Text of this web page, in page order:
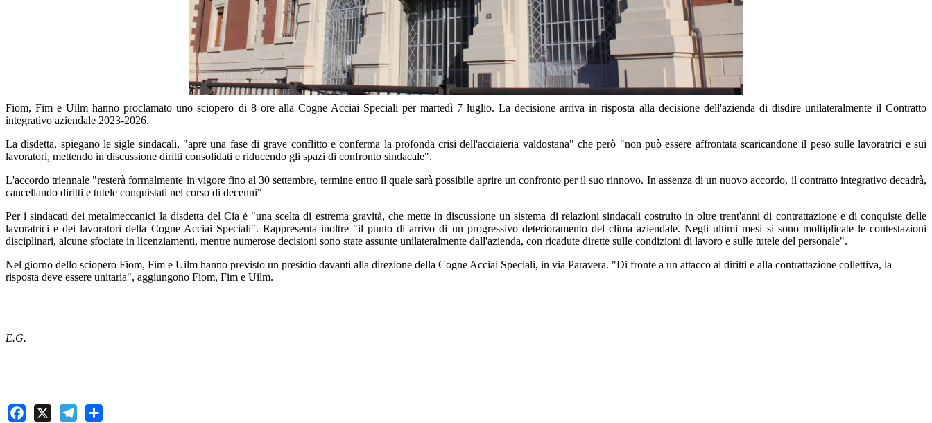
Fiom, Fim e Uilm hanno proclamato uno sciopero di 8 ore alla Cogne Acciai Speciali per martedì 7 luglio. La decisione arriva in risposta alla decisione dell'azienda di disdire unilateralmente il Contratto
integrativo aziendale 2023-2026.
La disdetta, spiegano le sigle sindacali, "apre una fase di grave conflitto e conferma la profonda crisi dell'acciaieria valdostana" che però "non può essere affrontata scaricandone il peso sulle lavoratrici e sui
lavoratori, mettendo in discussione diritti consolidati e riducendo gli spazi di confronto sindacale".
L'accordo triennale "resterà formalmente in vigore fino al 30 settembre, termine entro il quale sarà possibile aprire un confronto per il suo rinnovo. In assenza di un nuovo accordo, il contratto integrativo decadrà,
cancellando diritti e tutele conquistati nel corso di decenni"
Per i sindacati dei metalmeccanici la disdetta del Cia è "una scelta di estrema gravità, che mette in discussione un sistema di relazioni sindacali costruito in oltre trent'anni di contrattazione e di conquiste delle
lavoratrici e dei lavoratori della Cogne Acciai Speciali". Rappresenta inoltre "il punto di arrivo di un progressivo deterioramento del clima aziendale. Negli ultimi mesi si sono moltiplicate le contestazioni
disciplinari, alcune sfociate in licenziamenti, mentre numerose decisioni sono state assunte unilateralmente dall'azienda, con ricadute dirette sulle condizioni di lavoro e sulle tutele del personale".
Nel giorno dello sciopero Fiom, Fim e Uilm hanno previsto un presidio davanti alla direzione della Cogne Acciai Speciali, in via Paravera. "Di fronte a un attacco ai diritti e alla contrattazione collettiva, la
risposta deve essere unitaria", aggiungono Fiom, Fim e Uilm.
E.G.